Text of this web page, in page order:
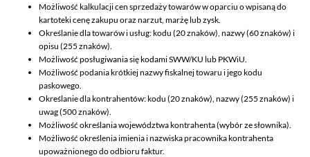
Możliwość kalkulacji cen sprzedaży towarów w oparciu o wpisaną do
kartoteki cenę zakupu oraz narzut, marżę lub zysk.
Określanie dla towarów i usług: kodu (20 znaków), nazwy (60 znaków) i
opisu (255 znaków).
Możliwość posługiwania się kodami SWW/KU lub PKWiU.
Możliwość podania krótkiej nazwy fiskalnej towaru i jego kodu
paskowego.
Określanie dla kontrahentów: kodu (20 znaków), nazwy (255 znaków) i
uwag (500 znaków).
Możliwość określania województwa kontrahenta (wybór ze słownika).
Możliwość określenia imienia i nazwiska pracownika kontrahenta
upoważnionego do odbioru faktur.